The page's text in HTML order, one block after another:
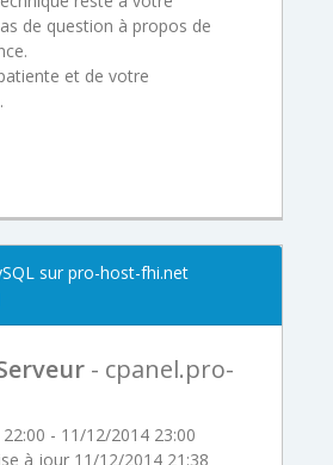
de question à propos de
et de votre
sur pro-host-fhi.net
- cpanel.pro-
- 11/12/2014 23:00
à jour 11/12/2014 21:38